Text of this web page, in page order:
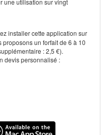
une utilisation sur vingt
installer cette application sur
un forfait de 6 à 10
: 2,5 €).
devis personnalisé :